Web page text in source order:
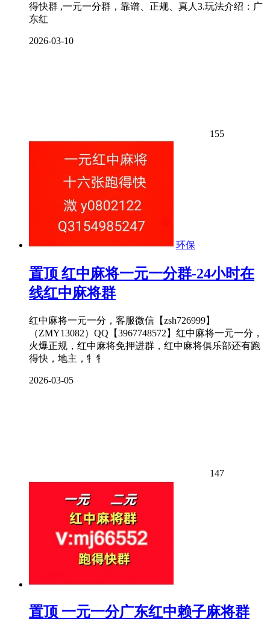
得快群 ,一元一分群，靠谱、正规、真人3.玩法介绍：广
东红
2026-03-10
155
环保
置顶 红中麻将一元一分群-24小时在
线红中麻将群
红中麻将一元一分，客服微信【zsh726999】
（ZMY13082）QQ【3967748572】红中麻将一元一分，
火爆正规，红中麻将免押进群，红中麻将俱乐部还有跑
得快，地主，牜牜
2026-03-05
147
置顶 一元一分广东红中赖子麻将群